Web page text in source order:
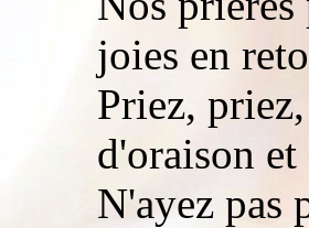
joies en
Priez,
d'oraison et
N'ayez pas